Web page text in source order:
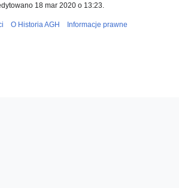
18 mar 2020 o 13:23.
O Historia AGH Informacje prawne